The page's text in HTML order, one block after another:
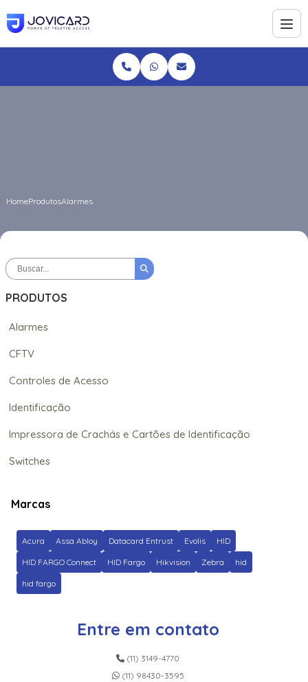
HomeProdutosAlarmes
PRODUTOS
Alarmes
CFTV
Controles de Acesso
Identificação
Impressora de Crachás e Cartões de Identificação
Switches
Marcas
Acura Assa Abloy Datacard Entrust Evolis HID
HID FARGO Connect HID Fargo Hikvision Zebra hid
hid fargo
Entre em contato
(11) 3149-4770
(11) 98430-3595